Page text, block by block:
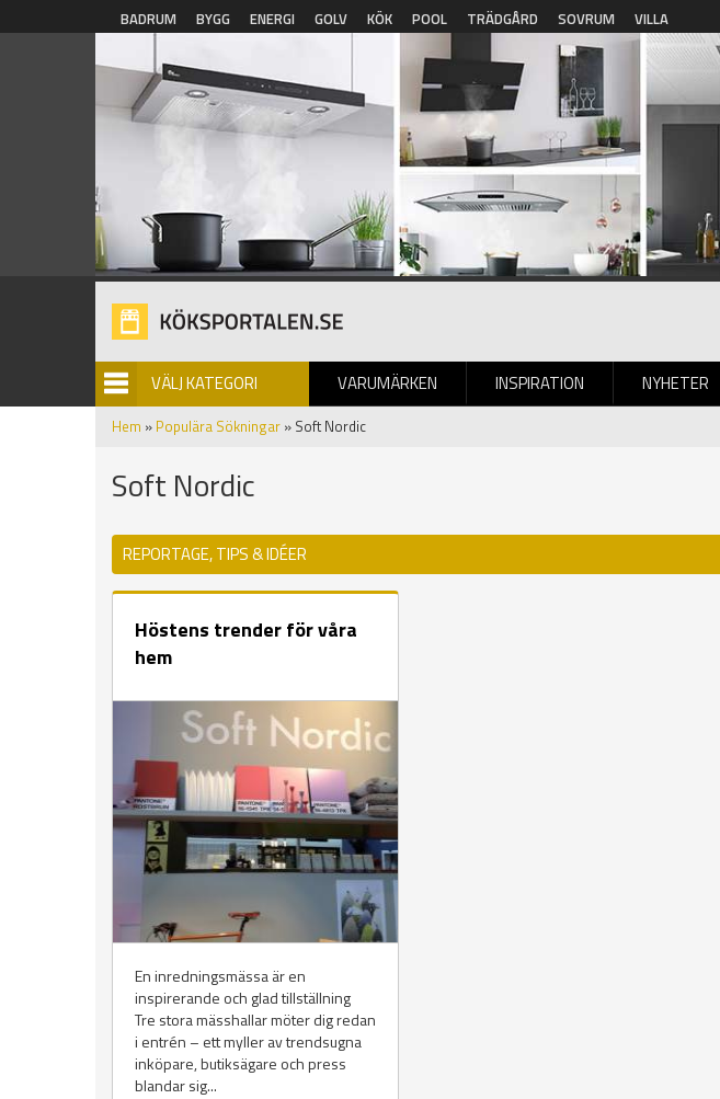
Hoppa till huvudinnehåll
BADRUM BYGG ENERGI GOLV KÖK POOL TRÄDGÅRD SOVRUM VILLA
VÄLJ KATEGORI VARUMÄRKEN INSPIRATION NYHETER
BILDGALLERI
Hem » Populära Sökningar » Soft Nordic
Soft Nordic
REPORTAGE, TIPS & IDÉER
Höstens trender för våra
hem
En inredningsmässa är en
inspirerande och glad tillställning
Tre stora mässhallar möter dig redan
i entrén – ett myller av trendsugna
inköpare, butiksägare och press
blandar sig...